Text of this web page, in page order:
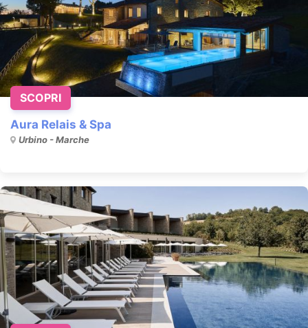
Aura Relais & Spa
Urbino - Marche
SCOPRI